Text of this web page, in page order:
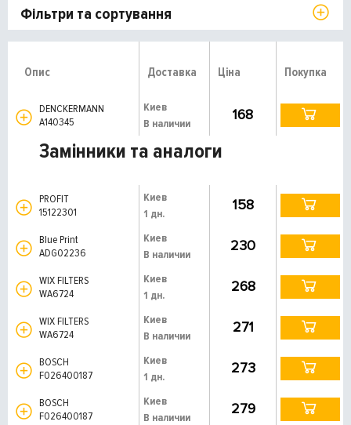
Фільтри та сортування
Опис Доставка Ціна Покупка
DENCKERMANN
A140345
Киев
В наличии
168
Замінники та аналоги
PROFIT
15122301
Киев
1 дн.
158
Blue Print
ADG02236
Киев
В наличии
230
WIX FILTERS
WA6724
Киев
1 дн.
268
WIX FILTERS
WA6724
Киев
В наличии
271
BOSCH
F026400187
Киев
1 дн.
273
BOSCH
F026400187
Киев
В наличии
279